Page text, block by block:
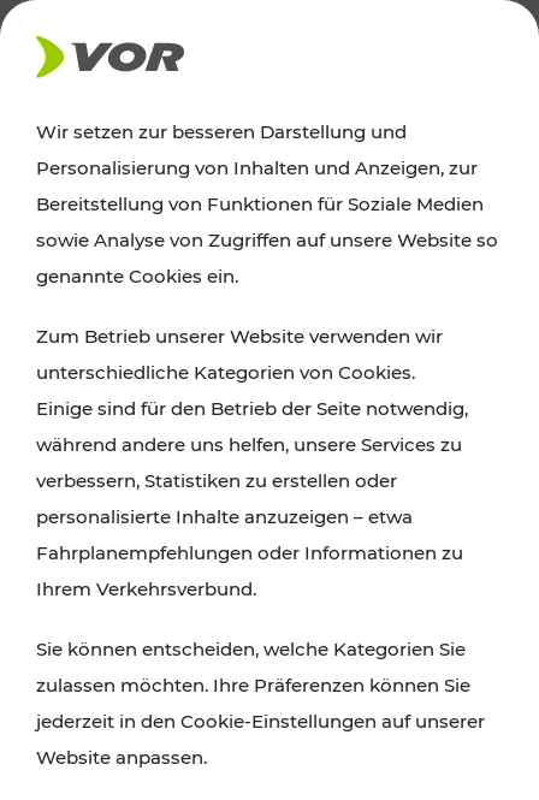
AKTUELLES
News
Alle wichtigen Meldungen zu Fahrplanänderungen,
finden Sie hier im Überblick.
Wir setzen zur besseren Darstellung und
Personalisierung von Inhalten und Anzeigen, zur
Bereitstellung von Funktionen für Soziale Medien
sowie Analyse von Zugriffen auf unsere Website so
genannte Cookies ein.
Zum Betrieb unserer Website verwenden wir
unterschiedliche Kategorien von Cookies.
Einige sind für den Betrieb der Seite notwendig,
während andere uns helfen, unsere Services zu
verbessern, Statistiken zu erstellen oder
personalisierte Inhalte anzuzeigen – etwa
Fahrplanempfehlungen oder Informationen zu
Ihrem Verkehrsverbund.
Sie können entscheiden, welche Kategorien Sie
zulassen möchten. Ihre Präferenzen können Sie
jederzeit in den Cookie-Einstellungen auf unserer
Website anpassen.